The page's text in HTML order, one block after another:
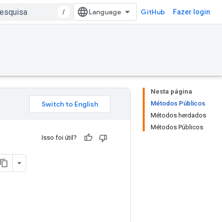
/ GitHub Fazer login
Nesta página
Métodos Públicos
Métodos herdados
Métodos Públicos
Isso foi útil?